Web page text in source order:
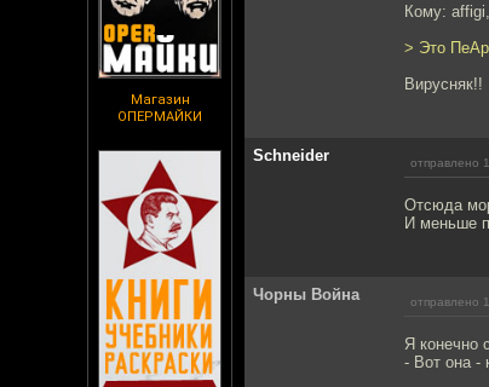
Магазин
ОПЕРМАЙКИ
Кому: affigi,
> Это ПеАр
Вирусняк!!
Schneider отправлено
Отсюда
И меньше
Чорны Война отправлено
Я конечно
- Вот она -